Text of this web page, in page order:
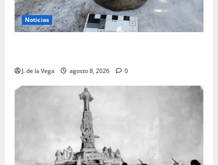
Noticias
J. de la Vega agosto 8, 2026 0